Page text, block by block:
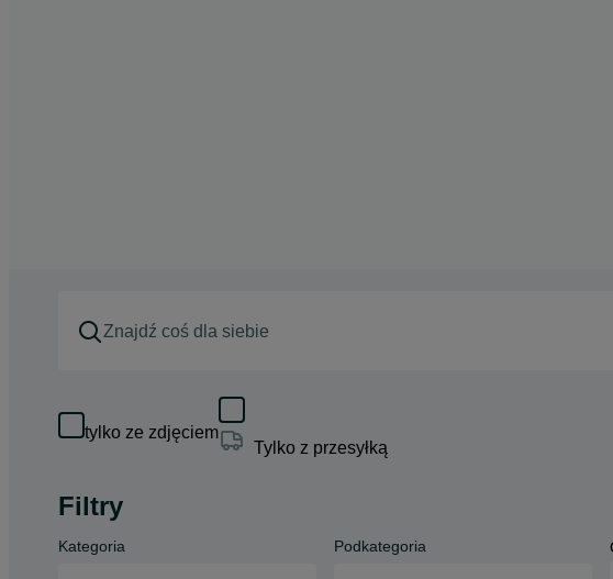
tylko ze zdjęciem
Tylko z przesyłką
Filtry
Kategoria Podkategoria